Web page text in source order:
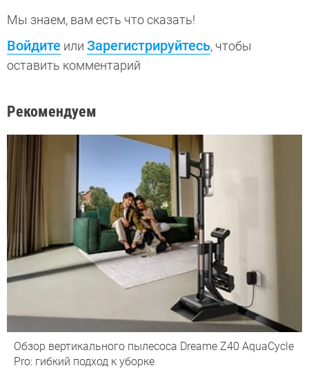
Мы знаем, вам есть что сказать!
Войдите или Зарегистрируйтесь, чтобы
оставить комментарий
Рекомендуем
Обзор вертикального пылесоса Dreame Z40 AquaCycle
Pro: гибкий подход к уборке